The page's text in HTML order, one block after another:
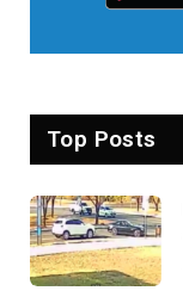
Top Posts